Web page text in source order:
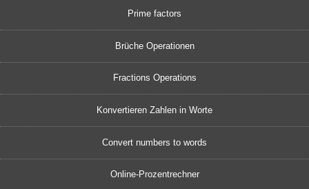
Prime factors
Brüche Operationen
Fractions Operations
Konvertieren Zahlen in Worte
Convert numbers to words
Online-Prozentrechner